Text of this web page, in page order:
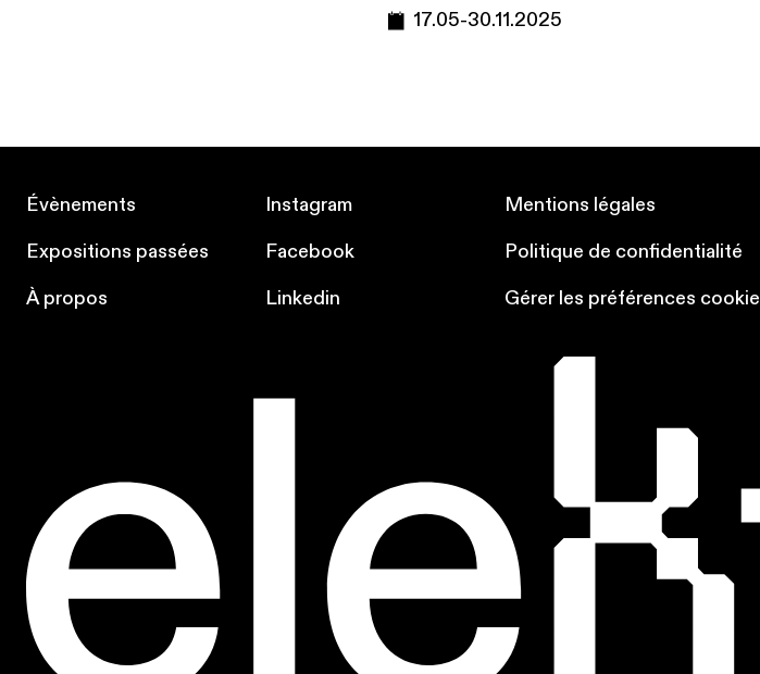
17.05-30.11.2025
Évènements
Expositions passées
À propos
Instagram
Facebook
Linkedin
Mentions légales
Politique de confidentialité
Gérer les préférences cookie